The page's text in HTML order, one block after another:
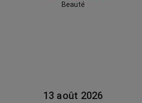
Beauté
13 août 2026